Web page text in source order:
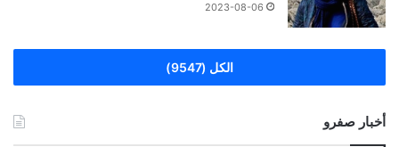
2023-08-06
الكل (9547)
أخبار صفرو